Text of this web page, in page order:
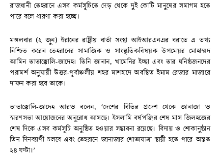
রাজধানী তেহরানে এসব কর্মসূচিতে দেড় থেকে দুই কোটি মানুষের সমাগম হতে
পারে বলে ধারণা করা হচ্ছে।
মঙ্গলবার (২ জুন) ইরানের রাষ্ট্রীয় বার্তা সংস্থা আইআরএনএর বরাতে এ তথ্য
নিশ্চিত করেন তেহরানের সামাজিক ও সাংস্কৃতিকবিষয়ক উপমেয়র মোহাম্মদ
আমিন তাভাক্কোলি-জাদেহ। তিনি জানান, খামেনির ইচ্ছা এবং তার ঘনিষ্ঠজনদের
পরামর্শ অনুযায়ী উত্তর-পূর্বাঞ্চলীয় শহর মাশহাদে অবস্থিত ইমাম রেজার মাজারে
দাফন করা হবে তাকে।
তাভাক্কোলি-জাদেহ আরও বলেন, ‘দেশের বিভিন্ন প্রদেশ থেকে জানাজা ও
স্মরণসভা আয়োজনের অনুরোধ আসছে। ইসলামি বর্ষপঞ্জির শেষ মাস জিলহজের
শেষ দিকে এসব কর্মসূচি অনুষ্ঠিত হওয়ার সম্ভাবনা রয়েছে। বিদায় ও শোকানুষ্ঠান
তিন দিনব্যাপী চলবে এবং তেহরানে জানাজার শোভাযাত্রা স্থায়ী হতে পারে অন্তত
২৪ ঘণ্টা।’